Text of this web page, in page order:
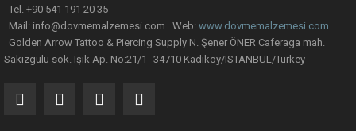
Tel. +90 541 191 20 35
Mail: info@dovmemalzemesi.com Web: www.dovmemalzemesi.com
Golden Arrow Tattoo & Piercing Supply N. Şener ÖNER Caferaga mah.
Sakizgülü sok. Işık Ap. No:21/1 34710 Kadiköy/ISTANBUL/Turkey